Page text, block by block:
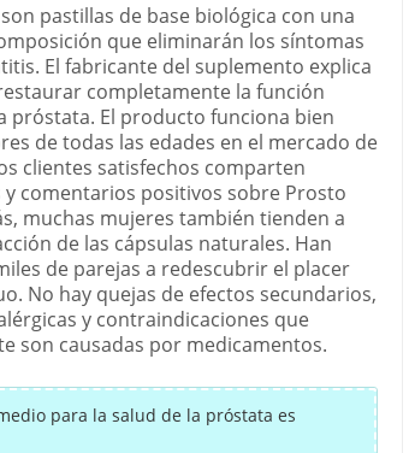
pastillas de base biológica con una
que eliminarán los síntomas
El fabricante del suplemento explica
completamente la función
próstata. El producto funciona bien
de todas las edades en el mercado de
clientes satisfechos comparten
comentarios positivos sobre Prosto
muchas mujeres también tienden a
de las cápsulas naturales. Han
de parejas a redescubrir el placer
No hay quejas de efectos secundarios,
y contraindicaciones que
son causadas por medicamentos.
para la salud de la próstata es